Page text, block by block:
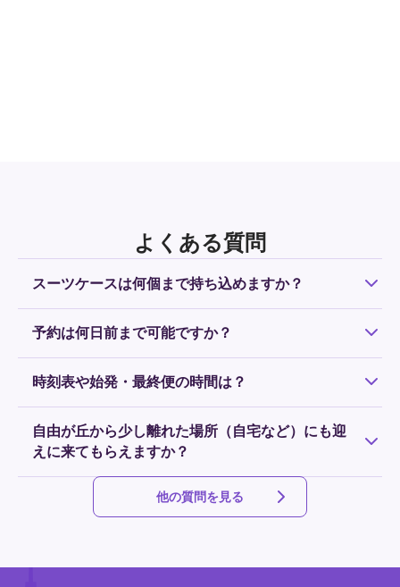
よくある質問
スーツケースは何個まで持ち込めますか？
で無料で持ち込み可能です。2個以上になる場合は、追加料
金がかかります。持ち込み可能な荷物はこちらをご確認く
ださい。
予約は何日前まで可能ですか？
のシャトルに乗車可能な場合は当日も受け付けています。
定員に達した場合はお受けできませんので、旅行や出張が
決まり次第お早めのご予約をおすすめします。
時刻表や始発・最終便の時間は？
をご予約できます。24時間年中無休で運行していますの
で、始発前の早朝、最終後の深夜でも安心してご利用いた
だけます。
自由が丘から少し離れた場所（自宅など）にも迎
えに来てもらえますか？
NearMeでは指定の乗降スポットを利用するプランの他に、
ご希望の場所で乗降できるドアツードアのプランもご用意
他の質問を見る